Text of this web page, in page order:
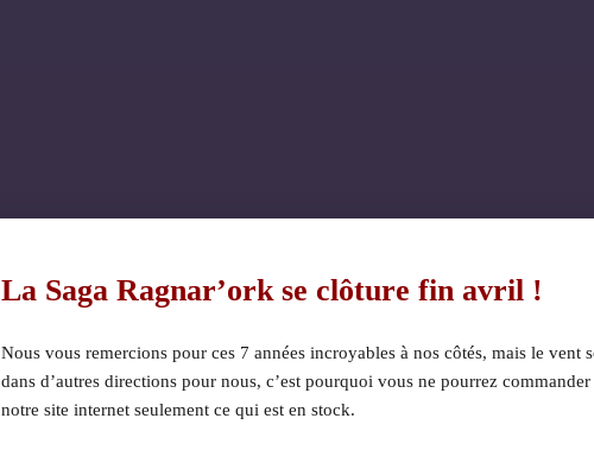
La Saga Ragnar’ork se clôture fin avril !
Nous vous remercions pour ces 7 années incroyables à nos côtés, mais le vent
dans d’autres directions pour nous, c’est pourquoi vous ne pourrez
notre site internet seulement ce qui est en stock.